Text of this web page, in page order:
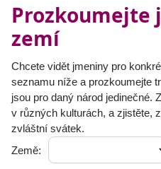
Prozkoumejte
zemí
Chcete vidět jmeniny pro
seznamu níže a prozkoumejte
jsou pro daný národ jedinečné.
v různých kulturách, a zjistěte,
zvláštní svátek.
Země: